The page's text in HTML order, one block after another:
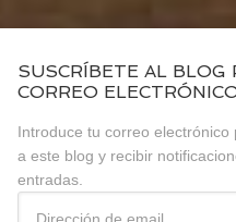
SUSCRÍBETE AL BLOG
CORREO
Introduce tu correo electrónico
a este blog y recibir
entradas.